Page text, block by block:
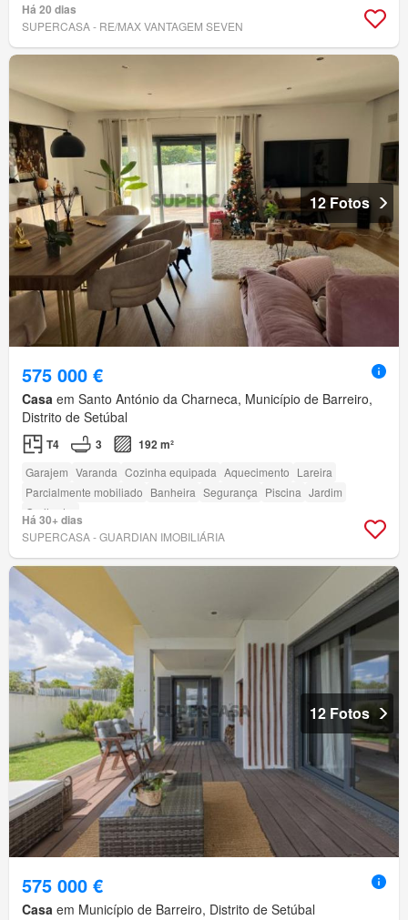
Há 20 dias
SUPERCASA - RE/MAX VANTAGEM SEVEN
12 Fotos
575 000 €
Casa em Santo António da Charneca, Município de Barreiro,
Distrito de Setúbal
T4 3 192 m²
Garajem Varanda Cozinha equipada Aquecimento Lareira
Parcialmente mobiliado Banheira Segurança Piscina Jardim
Grelhador
Há 30+ dias
SUPERCASA - GUARDIAN IMOBILIÁRIA
12 Fotos
575 000 €
Casa em Município de Barreiro, Distrito de Setúbal